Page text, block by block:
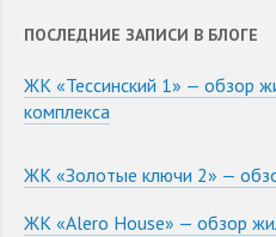
ПОСЛЕДНИЕ ЗАПИСИ В БЛОГЕ
ЖК «Тессинский 1» — обзор
комплекса
ЖК «Золотые ключи 2» —
ЖК «Alero House» — обзор